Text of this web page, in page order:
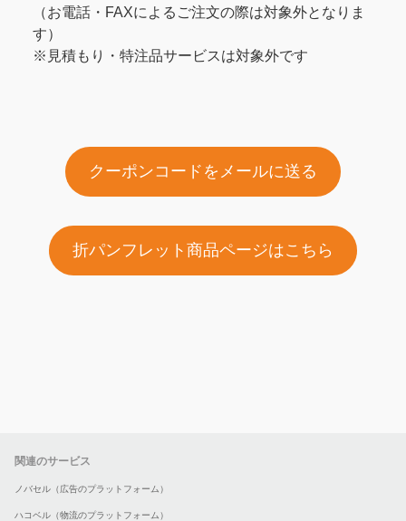
（お電話・FAXによるご注文の際は対象外となりま
す）
※見積もり・特注品サービスは対象外です
クーポンコードをメールに送る
折パンフレット商品ページはこちら
関連のサービス
ノバセル（広告のプラットフォーム）
ハコベル（物流のプラットフォーム）